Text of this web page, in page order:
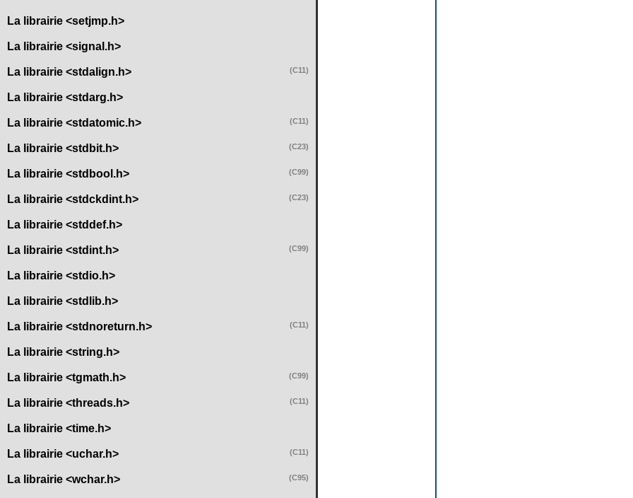
La librairie <setjmp.h>
La librairie <signal.h>
La librairie <stdalign.h> (C11)
La librairie <stdarg.h>
La librairie <stdatomic.h> (C11)
La librairie <stdbit.h> (C23)
La librairie <stdbool.h> (C99)
La librairie <stdckdint.h> (C23)
La librairie <stddef.h>
La librairie <stdint.h> (C99)
La librairie <stdio.h>
La librairie <stdlib.h>
La librairie <stdnoreturn.h> (C11)
La librairie <string.h>
La librairie <tgmath.h> (C99)
La librairie <threads.h> (C11)
La librairie <time.h>
La librairie <uchar.h> (C11)
La librairie <wchar.h> (C95)